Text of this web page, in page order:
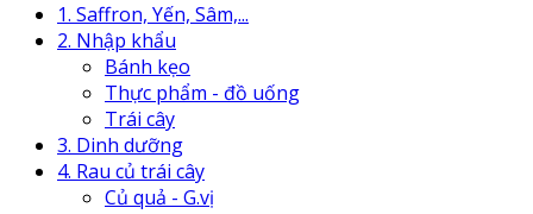
1. Saffron, Yến, Sâm,...
2. Nhập khẩu
Bánh kẹo
Thực phẩm - đồ uống
Trái cây
3. Dinh dưỡng
4. Rau củ trái cây
Củ quả - G.vị